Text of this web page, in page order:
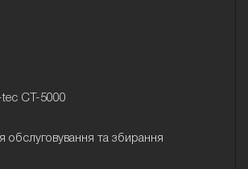
CT-5000
обслуговування та збирання